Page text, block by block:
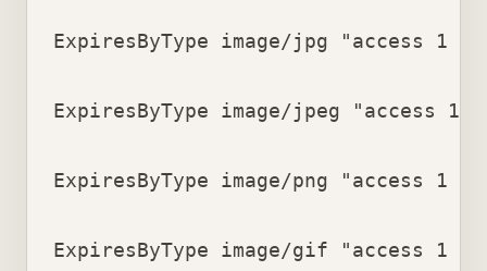
ExpiresByType image/jpg "access 1
ExpiresByType image/jpeg "access 1
ExpiresByType image/png "access 1
ExpiresByType image/gif "access 1